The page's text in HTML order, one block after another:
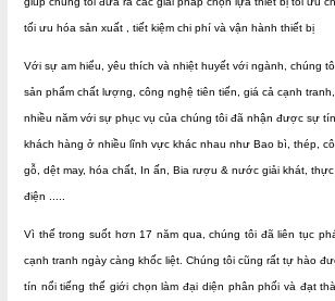
tối ưu hóa sản xuất , tiết kiệm chi phí và vận hành thiết bị
Với sự am hiểu, yêu thích và nhiệt huyết với ngành, chúng
sản phẩm chất lượng, công nghệ tiên tiến, giá cả cạnh
nhiều năm với sự phục vụ của chúng tôi đã nhận được sự
khách hàng ở nhiều lĩnh vực khác nhau như Bao bì, thép,
gỗ, dệt may, hóa chất, In ấn, Bia rượu & nước giải khát,
điện .....
Vì thế trong suốt hơn 17 năm qua, chúng tôi đã liên tục
cạnh tranh ngày càng khốc liệt. Chúng tôi cũng rất tự hào
tín nổi tiếng thế giới chọn làm đại diện phân phối và đạt